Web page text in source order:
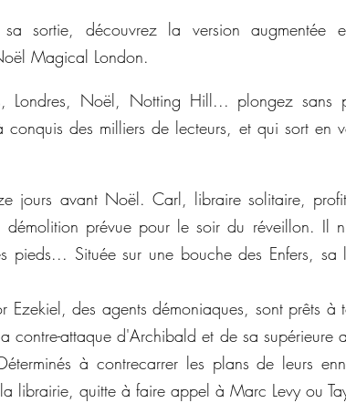
sortie, découvrez la version augmentée
Magical London.
Londres, Noël, Notting Hill... plongez sans
des milliers de lecteurs, et qui sort en
jours avant Noël. Carl, libraire solitaire,
démolition prévue pour le soir du réveillon. Il
pieds... Située sur une bouche des Enfers,
Ezekiel, des agents démoniaques, sont prêts
contre-attaque d'Archibald et de sa supérieure
à contrecarrer les plans de leurs
librairie, quitte à faire appel à Marc Levy ou